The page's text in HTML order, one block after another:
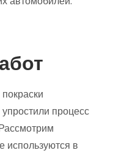
процесс
используются в